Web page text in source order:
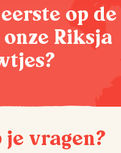
op de
Riksja
je vragen?